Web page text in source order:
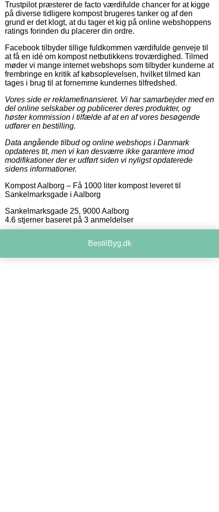
Trustpilot præsterer de facto værdifulde chancer for at kigge
på diverse tidligere kompost brugeres tanker og af den
grund er det klogt, at du tager et kig på online webshoppens
ratings forinden du placerer din ordre.
Facebook tilbyder tillige fuldkommen værdifulde genveje til
at få en idé om kompost netbutikkens troværdighed. Tilmed
møder vi mange internet webshops som tilbyder kunderne at
frembringe en kritik af købsoplevelsen, hvilket tilmed kan
tages i brug til at fornemme kundernes tilfredshed.
Vores side er reklamefinansieret. Vi har samarbejder med en
del online selskaber og publicerer deres produkter, og
høster kommission i tilfælde af at en af vores besøgende
udfører en bestilling.
Data angående tilbud og online webshops i Danmark
opdateres tit, men vi kan desværre ikke garantere imod
modifikationer der er udført siden vi nyligst opdaterede
sidens informationer.
Kompost Aalborg – Få 1000 liter kompost leveret til
Sankelmarksgade i Aalborg
Sankelmarksgade 25, 9000Aalborg
4.6 stjerner baseret på 3 anmeldelser
BestilByg.dk